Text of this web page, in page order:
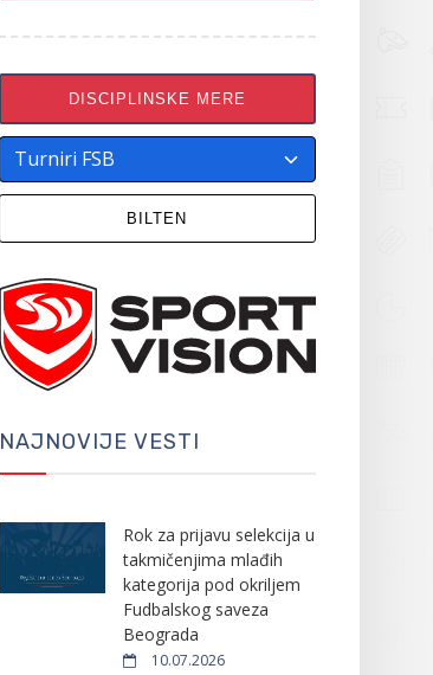
DISCIPLINSKE MERE
BILTEN
NAJNOVIJE VESTI
Rok za prijavu selekcija u
takmičenjima mlađih
kategorija pod okriljem
Fudbalskog saveza
Beograda
10.07.2026